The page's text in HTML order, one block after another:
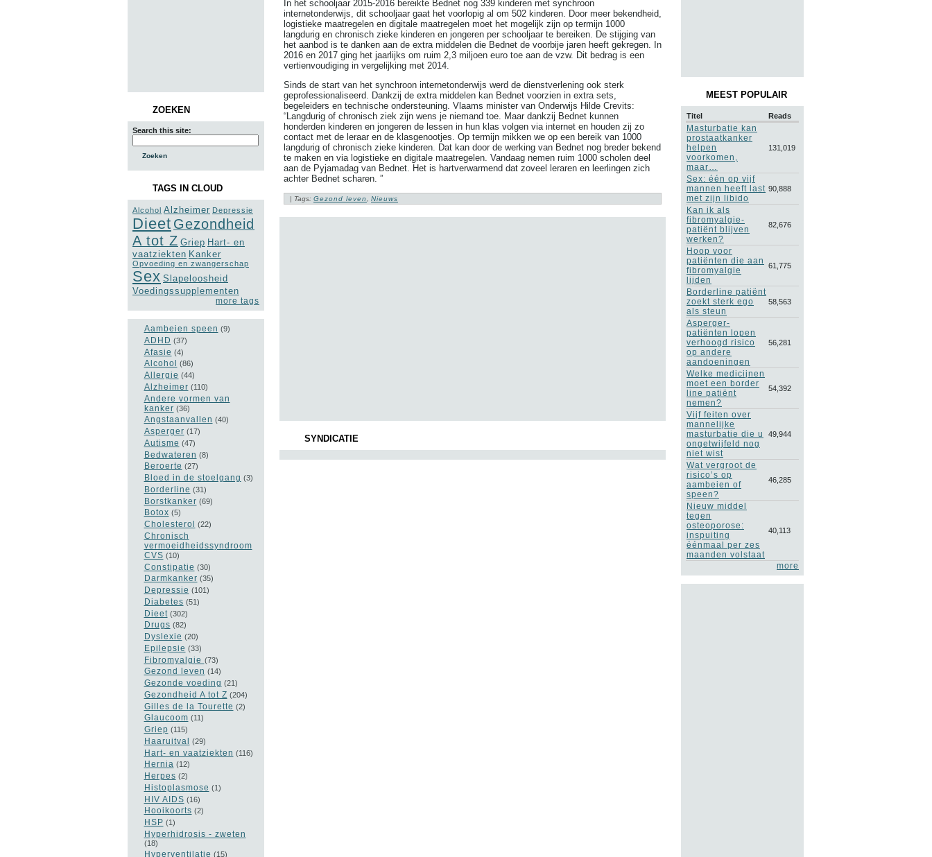
ZOEKEN
Search this site:
TAGS IN CLOUD
Alcohol Alzheimer Depressie
Dieet Gezondheid
A tot Z Griep Hart- en
vaatziekten Kanker
Opvoeding en zwangerschap
Sex Slapeloosheid
Voedingssupplementen
more tags
Aambeien speen (9)
ADHD (37)
Afasie (4)
Alcohol (86)
Allergie (44)
Alzheimer (110)
Andere vormen van
kanker (36)
Angstaanvallen (40)
Asperger (17)
Autisme (47)
Bedwateren (8)
Beroerte (27)
Bloed in de stoelgang (3)
Borderline (31)
Borstkanker (69)
Botox (5)
Cholesterol (22)
Chronisch
vermoeidheidssyndroom
CVS (10)
Constipatie (30)
Darmkanker (35)
Depressie (101)
Diabetes (51)
Dieet (302)
Drugs (82)
Dyslexie (20)
Epilepsie (33)
Fibromyalgie (73)
Gezond leven (14)
Gezonde voeding (21)
Gezondheid A tot Z (204)
Gilles de la Tourette (2)
Glaucoom (11)
Griep (115)
Haaruitval (29)
Hart- en vaatziekten (116)
Hernia (12)
Herpes (2)
Histoplasmose (1)
HIV AIDS (16)
Hooikoorts (2)
HSP (1)
Hyperhidrosis - zweten
(18)
Hyperventilatie (15)
In het schooljaar 2015-2016 bereikte Bednet nog 339 kinderen met synchroon
internetonderwijs, dit schooljaar gaat het voorlopig al om 502 kinderen. Door meer bekendheid,
logistieke maatregelen en digitale maatregelen moet het mogelijk zijn op termijn 1000
langdurig en chronisch zieke kinderen en jongeren per schooljaar te bereiken. De stijging van
het aanbod is te danken aan de extra middelen die Bednet de voorbije jaren heeft gekregen. In
2016 en 2017 ging het jaarlijks om ruim 2,3 miljoen euro toe aan de vzw. Dit bedrag is een
vertienvoudiging in vergelijking met 2014.
Sinds de start van het synchroon internetonderwijs werd de dienstverlening ook sterk
geprofessionaliseerd. Dankzij de extra middelen kan Bednet voorzien in extra sets,
begeleiders en technische ondersteuning. Vlaams minister van Onderwijs Hilde Crevits:
“Langdurig of chronisch ziek zijn wens je niemand toe. Maar dankzij Bednet kunnen
honderden kinderen en jongeren de lessen in hun klas volgen via internet en houden zij zo
contact met de leraar en de klasgenootjes. Op termijn mikken we op een bereik van 1000
langdurig of chronisch zieke kinderen. Dat kan door de werking van Bednet nog breder bekend
te maken en via logistieke en digitale maatregelen. Vandaag nemen ruim 1000 scholen deel
aan de Pyjamadag van Bednet. Het is hartverwarmend dat zoveel leraren en leerlingen zich
achter Bednet scharen. ”
| Tags: Gezond leven, Nieuws
SYNDICATIE
MEEST POPULAIR
Titel Reads
Masturbatie kan
prostaatkanker
helpen
voorkomen,
maar…
131,019
Sex: één op vijf
mannen heeft last
met zijn libido
90,888
Kan ik als
fibromyalgie-
patiënt blijven
werken?
82,676
Hoop voor
patiënten die aan
fibromyalgie
lijden
61,775
Borderline patiënt
zoekt sterk ego
als steun
58,563
Asperger-
patiënten lopen
verhoogd risico
op andere
aandoeningen
56,281
Welke medicijnen
moet een border
line patiënt
nemen?
54,392
Vijf feiten over
mannelijke
masturbatie die u
ongetwijfeld nog
niet wist
49,944
Wat vergroot de
risico’s op
aambeien of
speen?
46,285
Nieuw middel
tegen
osteoporose:
inspuiting
éénmaal per zes
maanden volstaat
40,113
more